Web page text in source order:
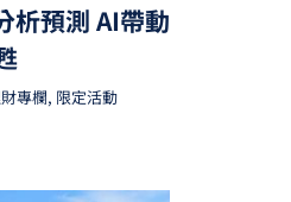
析預測 AI帶動
專欄, 限定活動